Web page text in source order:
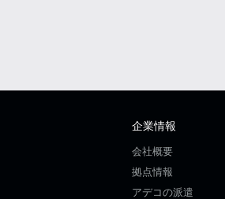
企業情報
会社概要
拠点情報
アデコの派遣